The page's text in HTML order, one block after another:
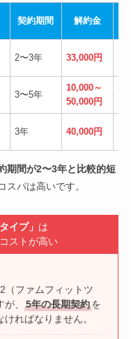
き取りますが、冷たい
にハネている
契約期間 解約金
2〜3年 33,000円
3〜5年
10,000～
50,000円
3年 40,000円
期間が2〜3年と比較的短
パは高いです。
イプ」 は
ストが高い
（ファムフィットツ
が、5年の長期契約を
ればなりません。